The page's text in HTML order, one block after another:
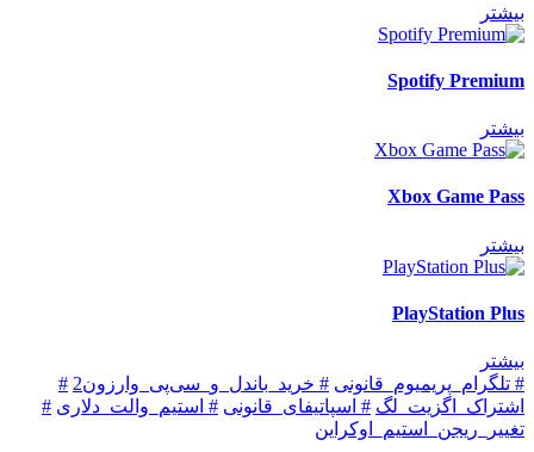
بیشتر
Spotify Premium
بیشتر
Xbox Game Pass
بیشتر
PlayStation Plus
بیشتر
# تلگرام_پریمیوم_قانونی # خرید_باندل_و_سی‌پی_وارزون2
#
اشتراک_اگزیت_لگ # اسپاتیفای_قانونی # استیم_والت_دلاری #
تغییر_ریجن_استیم_اوکراین